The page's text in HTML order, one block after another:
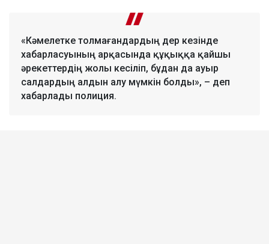
«Кәмелетке толмағандардың дер кезінде
хабарласуының арқасында құқыққа қайшы
әрекеттердің жолы кесіліп, бұдан да ауыр
салдардың алдын алу мүмкін болды», – деп
хабарлады полиция.